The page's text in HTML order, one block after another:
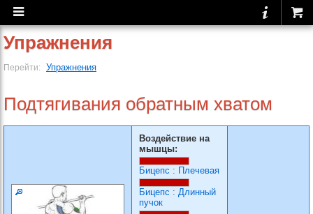
Упражнения
Перейти: Упражнения
Подтягивания обратным хватом
Воздействие на
мышцы:
Бицепс : Плечевая
Бицепс : Длинный
пучок